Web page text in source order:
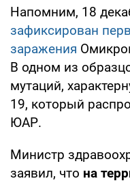
Напомним, 18
зафиксирован
заражения
В одном из
мутаций,
19, который
ЮАР.
Министр
заявил, что на